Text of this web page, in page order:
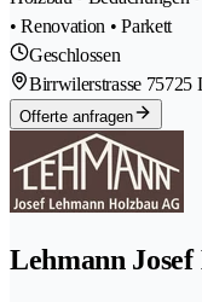
• Renovation • Parkett
Geschlossen
Birrwilerstrasse 75725
Offerte anfragen
Lehmann